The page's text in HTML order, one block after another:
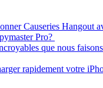
Causeries Hangout
Pro?
que nous
rapidement votre